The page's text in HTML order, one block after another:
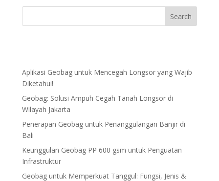
Aplikasi Geobag untuk Mencegah Longsor yang Wajib
Diketahui!
Geobag: Solusi Ampuh Cegah Tanah Longsor di
Wilayah Jakarta
Penerapan Geobag untuk Penanggulangan Banjir di
Bali
Keunggulan Geobag PP 600 gsm untuk Penguatan
Infrastruktur
Geobag untuk Memperkuat Tanggul: Fungsi, Jenis &